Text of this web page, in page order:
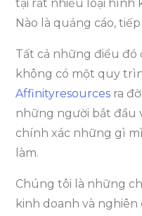
tại rất nhiều loại hình
Nào là quảng cáo,
Tất cả những điểu đó
không có một quy
Affinityresources ra
những người bắt đầu
chính xác những gì
làm.
Chúng tôi là những
kinh doanh và